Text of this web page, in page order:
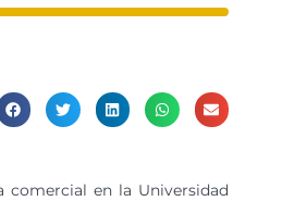
comercial en la Universidad